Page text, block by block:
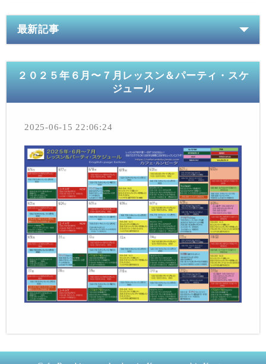
最新記事
２０２５年６月〜７月レッスン＆パーティ・スケ
ジュール
2025-06-15 22:06:24